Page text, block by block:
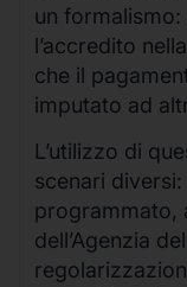
un
l’accredito
che il
imputato ad
L’utilizzo di
scenari
programmato,
dell’Agenzia